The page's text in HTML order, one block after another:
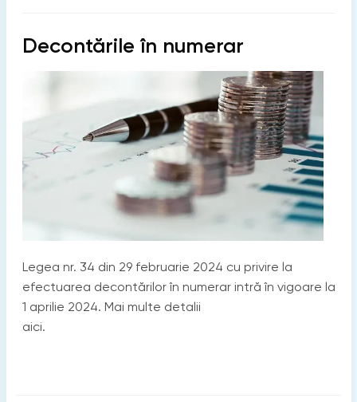
Decontările în numerar
Legea nr. 34 din 29 februarie 2024 cu privire la
efectuarea decontărilor în numerar intră în vigoare la
1 aprilie 2024. Mai multe detalii
aici.